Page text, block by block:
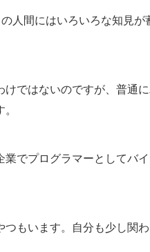
人間にはいろいろな知見
ではないのですが、普通
でプログラマーとしてバ
もいます。自分も少し関わ